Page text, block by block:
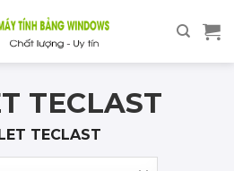
TECLAST
TECLAST